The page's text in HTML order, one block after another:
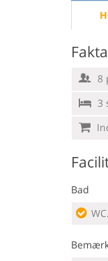
8
3
Bad